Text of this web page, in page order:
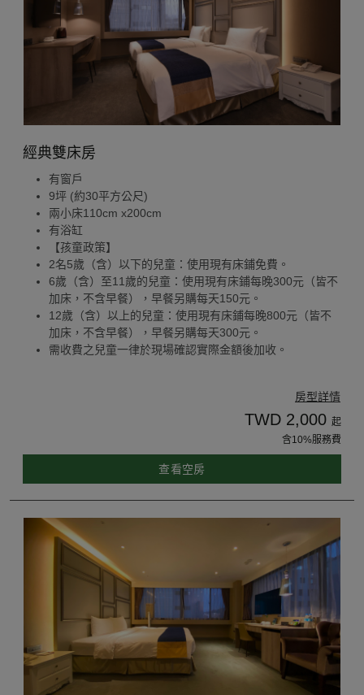
經典雙床房
有窗戶
9坪 (約30平方公尺)
兩小床110cm x200cm
有浴缸
【孩童政策】
2名5歲（含）以下的兒童：使用現有床鋪免費。
6歲（含）至11歲的兒童：使用現有床鋪每晚300元（皆不
加床，不含早餐），早餐另購每天150元。
12歲（含）以上的兒童：使用現有床鋪每晚800元（皆不
加床，不含早餐），早餐另購每天300元。
需收費之兒童一律於現場確認實際金額後加收。
房型詳情
TWD 2,000 起
含10%服務費
查看空房